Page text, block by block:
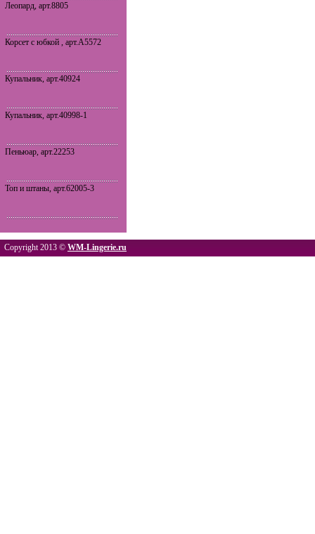
Леопард, арт.8805
Корсет с юбкой , арт.A5572
Купальник, арт.40924
Купальник, арт.40998-1
Пеньюар, арт.22253
Топ и штаны, арт.62005-3
Copyright 2013 © WM-Lingerie.ru